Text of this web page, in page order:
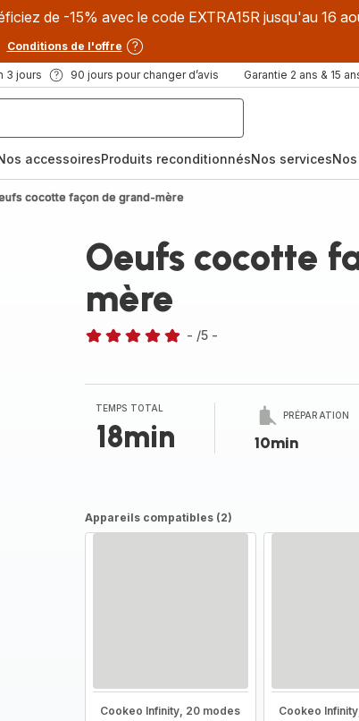
de -15% avec le code EXTRA15R jusqu'au 16
Conditions de l'offre
3 jours 90 jours pour changer d’avis Garantie 2 ans & 15
accessoiresProduits reconditionnésNos services
cocotte façon de grand-mère
Oeufs cocotte
mère
étoiles
(moyenne)
- /5 -
TEMPS TOTAL
18min
PRÉPARATION
10min
Appareils compatibles (2)
Cookeo Infinity, 20 modes
Cookeo